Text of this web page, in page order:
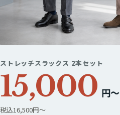
ストレッチスラックス 2本セット
15,000 円～
税込16,500円～